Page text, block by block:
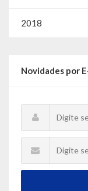
2018
Novidades por